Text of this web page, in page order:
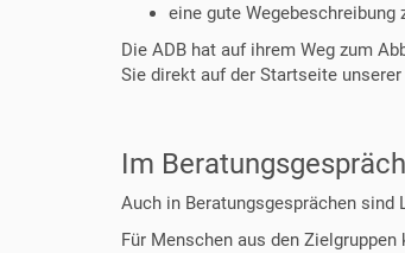
eine gute Wegebeschreibung
Die ADB hat auf ihrem Weg zum
Sie direkt auf der Startseite unserer
Im Beratungsgespräch
Auch in Beratungsgesprächen sind
Für Menschen aus den Zielgruppen